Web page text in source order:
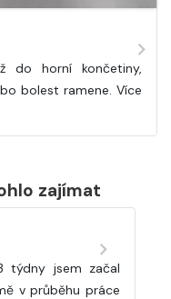
do horní končetiny,
bolest ramene. Více
zajímat
týdny jsem začal
v průběhu práce